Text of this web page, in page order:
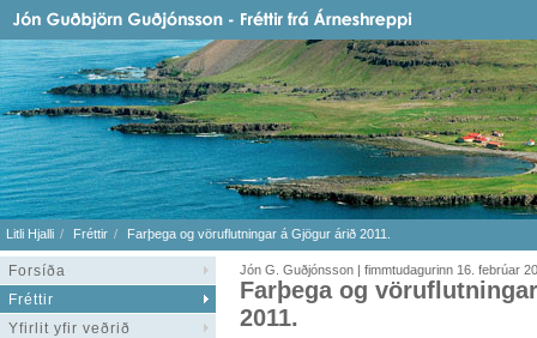
Litli Hjalli Fréttir Farþega og vöruflutningar á Gjögur árið 2011.
Forsíða
Fréttir
Yfirlit yfir veðrið
Jón G. Guðjónsson | fimmtudagurinn 16. febrúar
Farþega og
2011.